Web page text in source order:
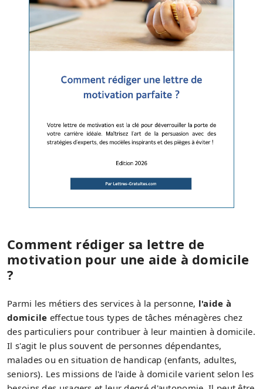
Comment rédiger sa lettre de
motivation pour une aide à domicile
?
Parmi les métiers des services à la personne, l'aide à
domicile effectue tous types de tâches ménagères chez
des particuliers pour contribuer à leur maintien à domicile.
Il s'agit le plus souvent de personnes dépendantes,
malades ou en situation de handicap (enfants, adultes,
seniors). Les missions de l'aide à domicile varient selon les